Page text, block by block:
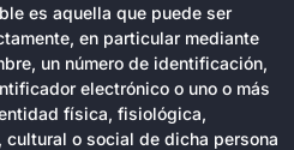
es aquella que puede ser
en particular mediante
un número de identificación,
electrónico o uno o más
física, fisiológica,
o social de dicha persona